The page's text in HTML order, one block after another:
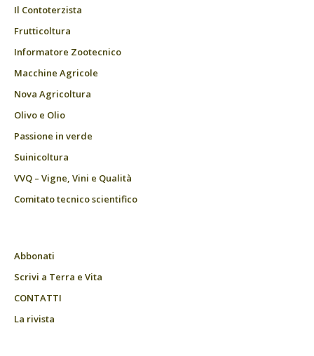
Il Contoterzista
Frutticoltura
Informatore Zootecnico
Macchine Agricole
Nova Agricoltura
Olivo e Olio
Passione in verde
Suinicoltura
VVQ – Vigne, Vini e Qualità
Comitato tecnico scientifico
Abbonati
Scrivi a Terra e Vita
CONTATTI
La rivista